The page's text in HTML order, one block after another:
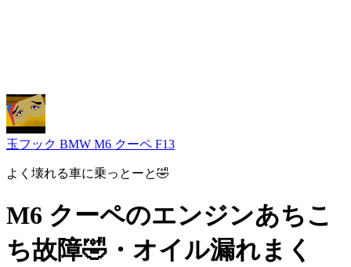
玉フック BMW M6 クーペ F13
よく壊れる車に乗っとーと🤣
M6 クーペのエンジンあちこ
ち故障🤣・オイル漏れまく